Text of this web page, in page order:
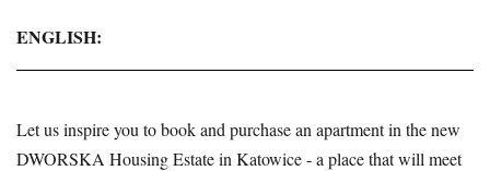
ENGLISH:
Let us inspire you to book and purchase an apartment in the new
DWORSKA Housing Estate in Katowice - a place that will meet